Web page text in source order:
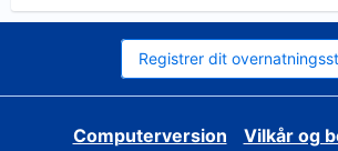
Registrer dit
Computerversion
Vilkår og